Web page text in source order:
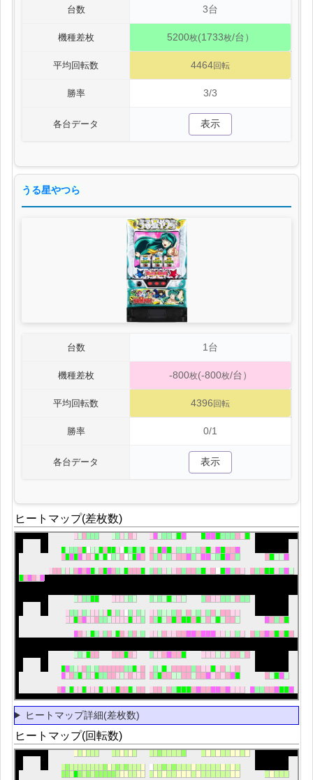
台数 3台
機種差枚 5200枚(1733枚/台）
平均回転数 4464回転
勝率 3/3
各台データ 表示
うる星やつら
台数 1台
機種差枚 -800枚(-800枚/台）
平均回転数 4396回転
勝率 0/1
各台データ 表示
ヒートマップ(差枚数)
ヒートマップ詳細(差枚数)
ヒートマップ(回転数)